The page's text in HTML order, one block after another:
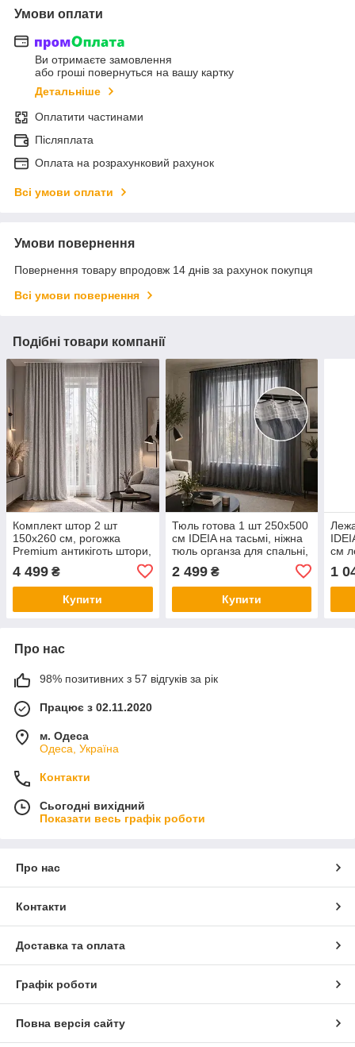
Умови оплати
Ви отримаєте замовлення
або гроші повернуться на вашу картку
Детальніше
Оплатити частинами
Післяплата
Оплата на розрахунковий рахунок
Всі умови оплати
Умови повернення
Повернення товару впродовж 14 днів за рахунок покупця
Всі умови повернення
Подібні товари компанії
Комплект штор 2 шт
150х260 см, рогожка
Premium антикіготь штори,
шторній тасьмі V-5 св/сіра
4 499 ₴
Купити
Тюль готова 1 шт 250х500
см IDEIA на тасьмі, ніжна
тюль органза для спальні,
2 499₴
Купити
см
для
1
Про нас
98% позитивних з 57 відгуків за рік
Працює з 02.11.2020
м. Одеса
Одеса, Україна
Контакти
Сьогодні вихідний
Показати весь графік роботи
Про нас
Контакти
Доставка та оплата
Графік роботи
Повна версія сайту